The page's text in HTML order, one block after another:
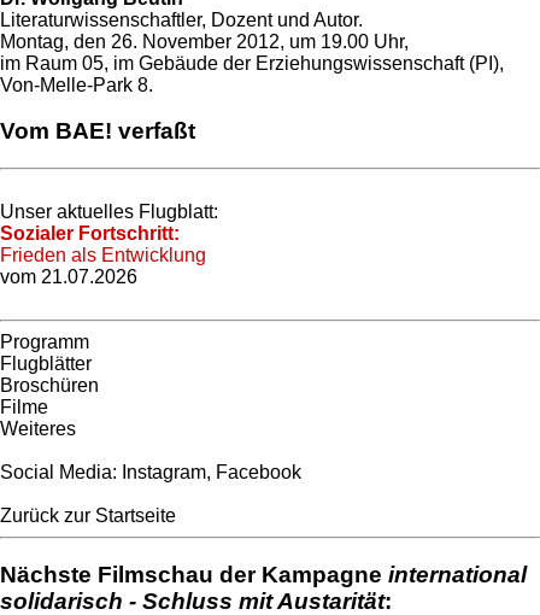
Literaturwissenschaftler, Dozent und Autor.
Montag, den 26. November 2012, um 19.00 Uhr,
im Raum 05, im Gebäude der Erziehungswissenschaft (PI),
Von-Melle-Park 8.
Vom BAE! verfaßt
Unser aktuelles Flugblatt:
Sozialer Fortschritt:
Frieden als Entwicklung
vom 21.07.2026
Programm
Flugblätter
Broschüren
Filme
Weiteres
Social Media: Instagram, Facebook
Zurück zur Startseite
Nächste Filmschau der Kampagne international
solidarisch - Schluss mit Austarität: